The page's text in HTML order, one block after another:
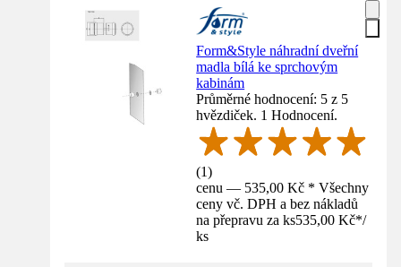
Form&Style náhradní dveřní
madla bílá ke sprchovým
kabinám
Průměrné hodnocení: 5 z 5
hvězdiček. 1 Hodnocení.
(1)
cenu — 535,00 Kč * Všechny
ceny vč. DPH a bez nákladů
na přepravu za ks535,00 Kč*/
ks